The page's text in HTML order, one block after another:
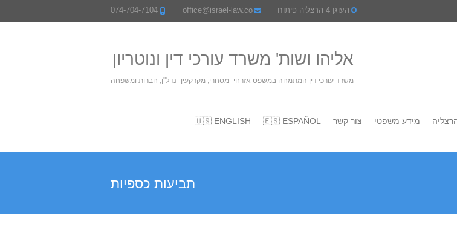
074-704-7104 office@israel-law.co העוגן 4 הרצליה פיתוח
אליהו ושות' משרד עורכי דין ונוטריון
משרד עורכי דין המתמחה במשפט אזרחי- מסחרי, מקרקעין- נדל"ן, חברות ומשפחה
🇺🇸 ENGLISH 🇪🇸 ESPAÑOL צור קשר מידע משפטי
תביעות כספיות